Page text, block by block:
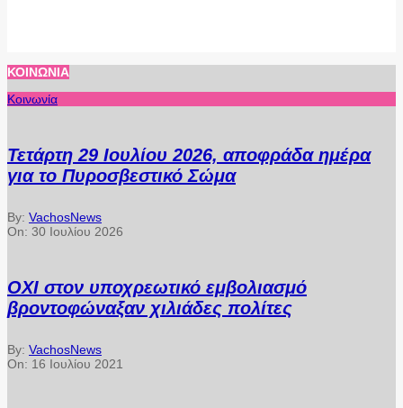
ΚΟΙΝΩΝΊΑ
Κοινωνία
Τετάρτη 29 Ιουλίου 2026, αποφράδα ημέρα
για το Πυροσβεστικό Σώμα
By: VachosNews
On: 30 Ιουλίου 2026
ΟΧΙ στον υποχρεωτικό εμβολιασμό
βροντοφώναξαν χιλιάδες πολίτες
By: VachosNews
On: 16 Ιουλίου 2021